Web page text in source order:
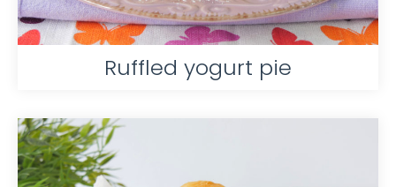
Ruffled yogurt pie